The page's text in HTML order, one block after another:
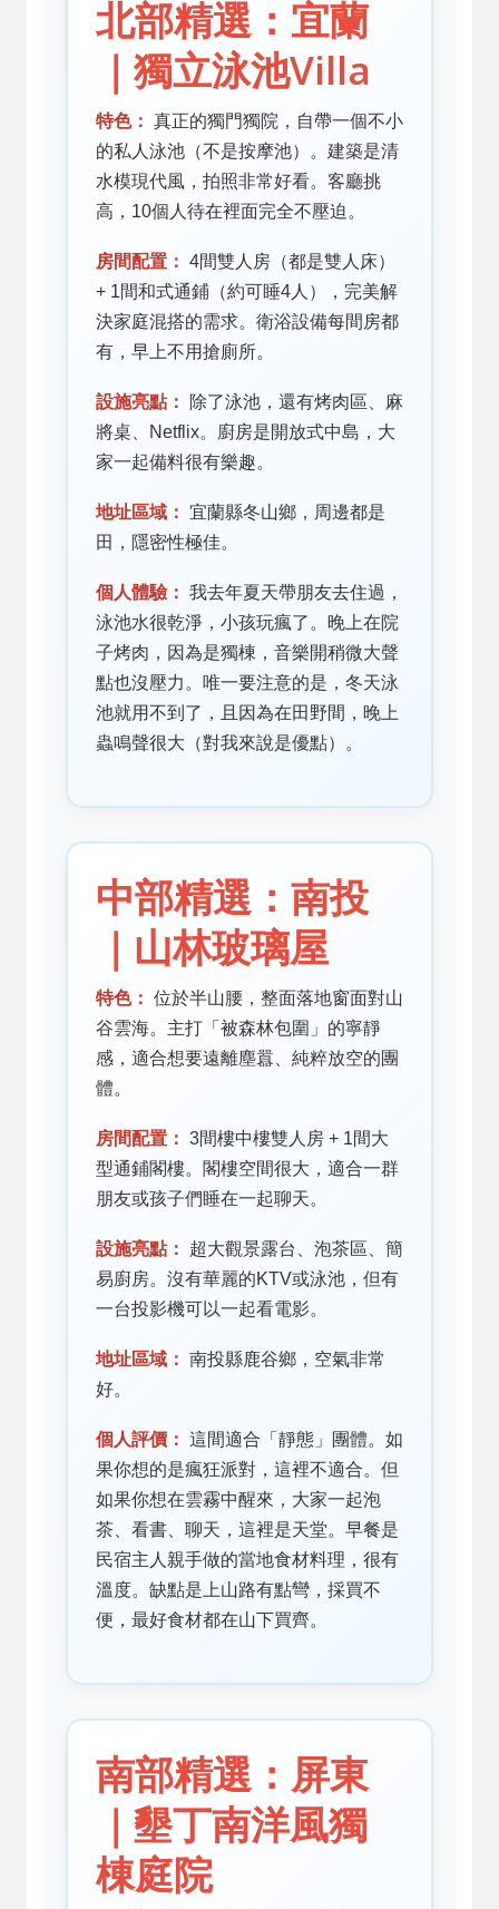
北部精選：宜蘭
｜獨立泳池Villa
特色： 真正的獨門獨院，自帶一個不小
的私人泳池（不是按摩池）。建築是清
水模現代風，拍照非常好看。客廳挑
高，10個人待在裡面完全不壓迫。
房間配置： 4間雙人房（都是雙人床）
+ 1間和式通鋪（約可睡4人），完美解
決家庭混搭的需求。衛浴設備每間房都
有，早上不用搶廁所。
設施亮點：
除了泳池，還有烤肉區、麻
將桌、Netflix。廚房是開放式中島，大
家一起備料很有樂趣。
地址區域： 宜蘭縣冬山鄉，周邊都是
田，隱密性極佳。
個人體驗： 我去年夏天帶朋友去住過，
泳池水很乾淨，小孩玩瘋了。晚上在院
子烤肉，因為是獨棟，音樂開稍微大聲
點也沒壓力。唯一要注意的是，冬天泳
池就用不到了，且因為在田野間，晚上
蟲鳴聲很大（對我來說是優點）。
中部精選：南投
｜山林玻璃屋
特色： 位於半山腰，整面落地窗面對山
谷雲海。主打「被森林包圍」的寧靜
感，適合想要遠離塵囂、純粹放空的團
體。
房間配置： 3間樓中樓雙人房 + 1間大
型通鋪閣樓。閣樓空間很大，適合一群
朋友或孩子們睡在一起聊天。
設施亮點：
超大觀景露台、泡茶區、簡
易廚房。沒有華麗的KTV或泳池，但有
一台投影機可以一起看電影。
地址區域： 南投縣鹿谷鄉，空氣非常
好。
個人評價： 這間適合「靜態」團體。如
果你想的是瘋狂派對，這裡不適合。但
如果你想在雲霧中醒來，大家一起泡
茶、看書、聊天，這裡是天堂。早餐是
民宿主人親手做的當地食材料理，很有
溫度。缺點是上山路有點彎，採買不
便，最好食材都在山下買齊。
南部精選：屏東
｜墾丁南洋風獨
棟庭院